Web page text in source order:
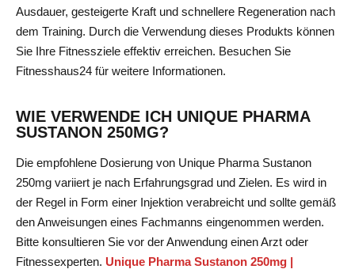
Ausdauer, gesteigerte Kraft und schnellere Regeneration nach
dem Training. Durch die Verwendung dieses Produkts können
Sie Ihre Fitnessziele effektiv erreichen. Besuchen Sie
Fitnesshaus24 für weitere Informationen.
WIE VERWENDE ICH UNIQUE PHARMA
SUSTANON 250MG?
Die empfohlene Dosierung von Unique Pharma Sustanon
250mg variiert je nach Erfahrungsgrad und Zielen. Es wird in
der Regel in Form einer Injektion verabreicht und sollte gemäß
den Anweisungen eines Fachmanns eingenommen werden.
Bitte konsultieren Sie vor der Anwendung einen Arzt oder
Fitnessexperten. Unique Pharma Sustanon 250mg |